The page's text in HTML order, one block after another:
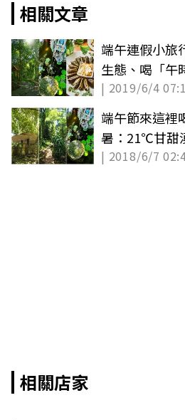
相關文章
端午連假小旅
生態、喝「午
亭看最美星空
| 2019/6/4
端午節來這裡
暑：21℃甘甜
道、彩繪「花
| 2018/6/7
相關店家